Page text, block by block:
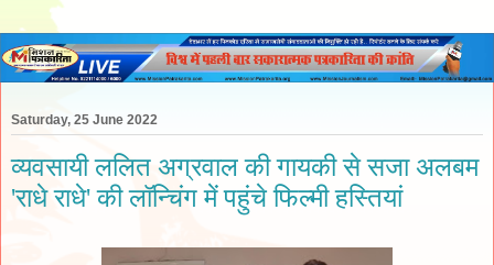
Saturday, 25 June 2022
व्यवसायी ललित अग्रवाल की गायकी से सजा अलबम
'राधे राधे' की लॉन्चिंग में पहुंचे फिल्मी हस्तियां